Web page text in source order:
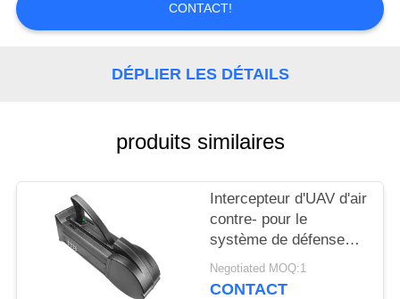
BLOGUE
DEMANDEZ
CITATION
PLAN
CONTACT!
DÉPLIER LES DÉTAILS
produits similaires
Intercepteur d'UAV d'air
contre- pour le
système de défense
aérien de tueur de
bourdon de WIFI5.8G
Negotiated MOQ:1
CONTACT